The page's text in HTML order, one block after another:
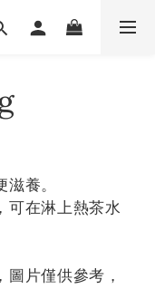
養。
可在淋上熱茶水
片僅供參考，